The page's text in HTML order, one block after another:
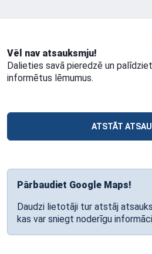
Vēl nav atsauksmju!
Dalieties savā pieredzē un
informētus lēmumus.
ATSTĀT
Pārbaudiet Google Maps!
Daudzi lietotāji tur atstāj
kas var sniegt noderīgu